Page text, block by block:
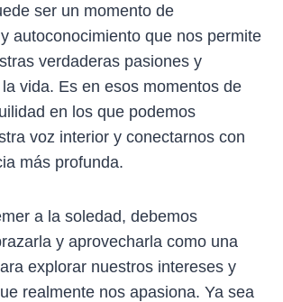
ser un momento de
autoconocimiento que nos permite
verdaderas pasiones y
vida. Es en esos momentos de
en los que podemos
voz interior y conectarnos con
más profunda.
a la soledad, debemos
y aprovecharla como una
explorar nuestros intereses y
realmente nos apasiona. Ya sea